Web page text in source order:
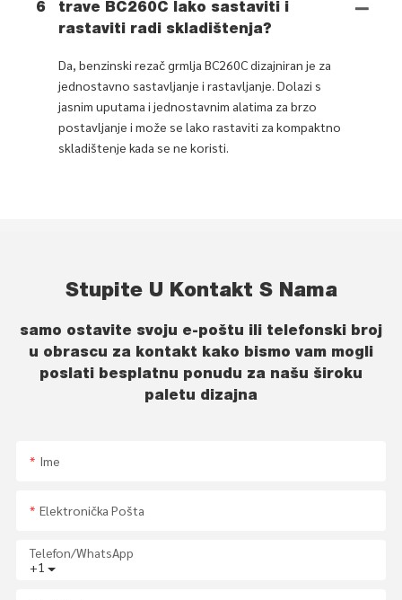
6
trave BC260C lako sastaviti i
rastaviti radi skladištenja?
Da, benzinski rezač grmlja BC260C dizajniran je za
jednostavno sastavljanje i rastavljanje. Dolazi s
jasnim uputama i jednostavnim alatima za brzo
postavljanje i može se lako rastaviti za kompaktno
skladištenje kada se ne koristi.
Stupite U Kontakt S Nama
samo ostavite svoju e-poštu ili telefonski broj
u obrascu za kontakt kako bismo vam mogli
poslati besplatnu ponudu za našu široku
paletu dizajna
Ime
Elektronička Pošta
+1
Telefon/whatsApp